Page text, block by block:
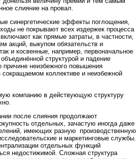
слияние на провал.
синергетические эффекты поглощения,
не покрывают всех издержек процесса
как прямые затраты, в частности,
акций, выкупом обязательств и
и косвенные, например, первоначальное
структурой и падение
причине неизбежного повышения
коллективе и неизбежной
компанию в действующую структуру
после слияния продолжают
отдельных, зачастую иногда даже
имеющих разную производственную
и маркетинговые службы.
отдельных функций
недостижимой. Сложная структура